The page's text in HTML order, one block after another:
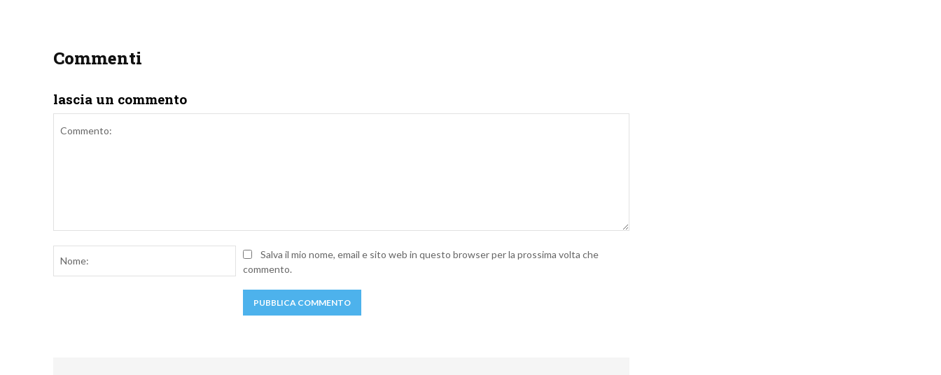
Commenti
lascia un commento
Nome:Salva il mio nome, email e sito web in questo browser per la prossima volta che
commento.